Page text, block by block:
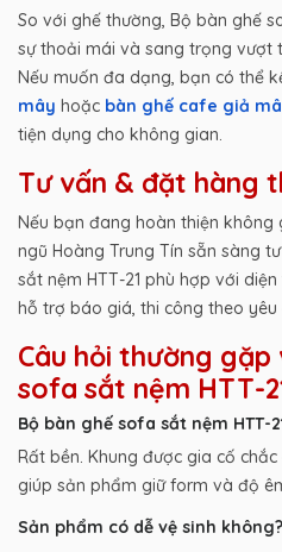
So với ghế thường, Bộ bàn ghế
sự thoải mái và sang trọng vượt
Nếu muốn đa dạng, bạn có thể
mây hoặc bàn ghế cafe giả
tiện dụng cho không gian.
Tư vấn & đặt hàng
Nếu bạn đang hoàn thiện
ngũ Hoàng Trung Tín sẵn sàng
sắt nệm HTT-21 phù hợp với
hỗ trợ báo giá, thi công theo
Câu hỏi thường gặp
sofa sắt nệm HTT-
Bộ bàn ghế sofa sắt nệm HTT-
Rất bền. Khung được gia cố
giúp sản phẩm giữ form và độ
Sản phẩm có dễ vệ sinh không?